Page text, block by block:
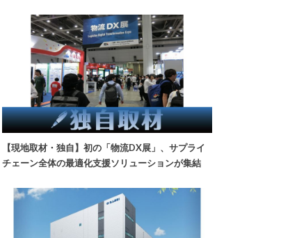
【現地取材・独自】初の「物流DX展」、サプライ
チェーン全体の最適化支援ソリューションが集結